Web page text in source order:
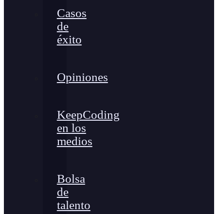
Casos
de
éxito
Opiniones
KeepCoding
en los
medios
Bolsa
de
talento